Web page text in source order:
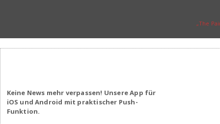
„The
Keine News mehr verpassen! Unsere App für
iOS und Android mit praktischer Push-
Funktion.